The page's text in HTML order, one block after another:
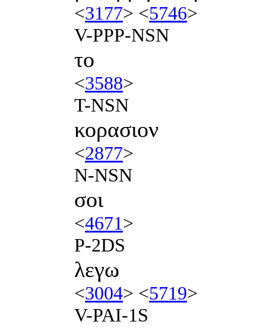
<3177> <5746>
V-PPP-NSN
το
<3588>
T-NSN
κορασιον
<2877>
N-NSN
σοι
<4671>
P-2DS
λεγω
<3004> <5719>
V-PAI-1S